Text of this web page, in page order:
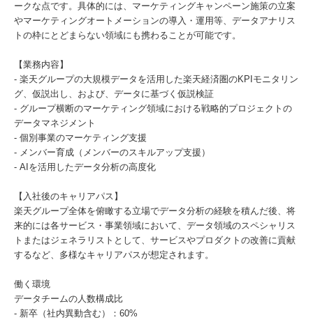
ークな点です。具体的には、マーケティングキャンペーン施策の立案
やマーケティングオートメーションの導入・運用等、データアナリス
トの枠にとどまらない領域にも携わることが可能です。
【業務内容】
- 楽天グループの大規模データを活用した楽天経済圏のKPIモニタリン
グ、仮説出し、および、データに基づく仮説検証
- グループ横断のマーケティング領域における戦略的プロジェクトの
データマネジメント
- 個別事業のマーケティング支援
- メンバー育成（メンバーのスキルアップ支援）
- AIを活用したデータ分析の高度化
【入社後のキャリアパス】
楽天グループ全体を俯瞰する立場でデータ分析の経験を積んだ後、将
来的には各サービス・事業領域において、データ領域のスペシャリス
トまたはジェネラリストとして、サービスやプロダクトの改善に貢献
するなど、多様なキャリアパスが想定されます。
働く環境
データチームの人数構成比
- 新卒（社内異動含む）：60%